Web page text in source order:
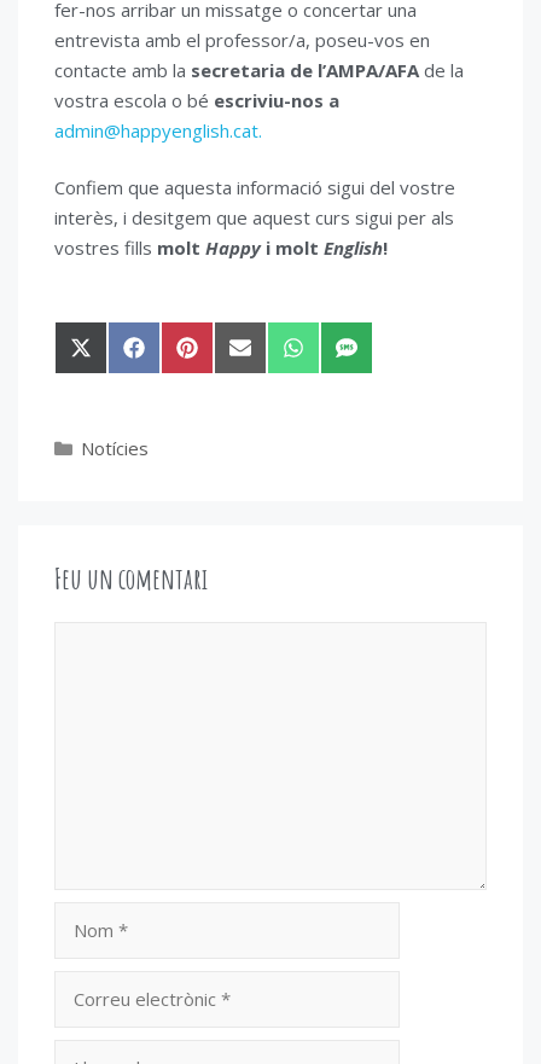
fer-nos arribar un missatge o concertar una
entrevista amb el professor/a, poseu-vos en
contacte amb la secretaria de l’AMPA/AFA de la
vostra escola o bé escriviu-nos a
admin@happyenglish.cat.
Confiem que aquesta informació sigui del vostre
interès, i desitgem que aquest curs sigui per als
vostres fills molt Happyi molt English!
Share
on
Share
on
Share
on
Share
on
Share
on
Share
on
Categories
Notícies
Feu un comentari
electrònic